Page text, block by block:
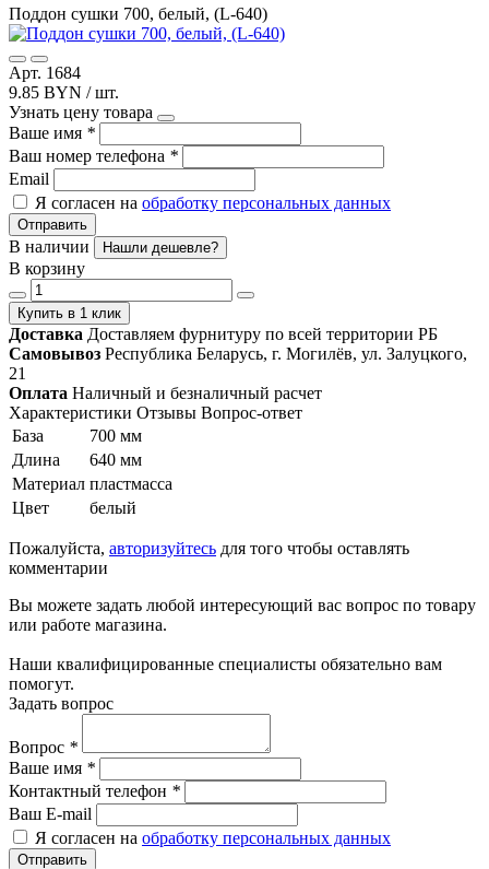
Поддон сушки 700, белый, (L-640)
Арт. 1684
9.85 BYN / шт.
Узнать цену товара
Ваше имя *
Ваш номер телефона *
Email
Я согласен на обработку персональных данных
Отправить
В наличии Нашли дешевле?
В корзину
Купить в 1 клик
Доставка Доставляем фурнитуру по всей территории РБ
Самовывоз Республика Беларусь, г. Могилёв, ул. Залуцкого,
21
Оплата Наличный и безналичный расчет
Характеристики Отзывы Вопрос-ответ
База
700 мм
Длина
640 мм
Материал пластмасса
Цвет
белый
Пожалуйста, авторизуйтесь для того чтобы оставлять
комментарии
Вы можете задать любой интересующий вас вопрос по товару
или работе магазина.
Наши квалифицированные специалисты обязательно вам
помогут.
Задать вопрос
Вопрос *
Ваше имя *
Контактный телефон *
Ваш E-mail
Я согласен на обработку персональных данных
Отправить